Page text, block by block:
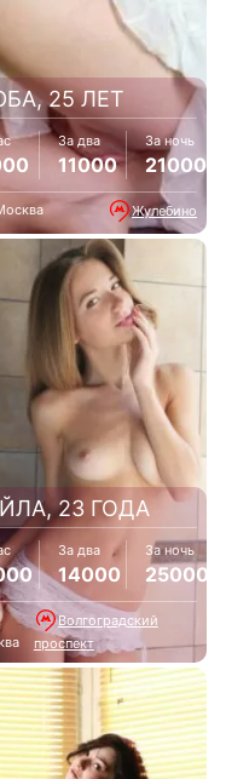
25 ЛЕТ
За два
11000
За ночь
21000
Жулебино
23 ГОДА
За два
14000
За ночь
25000
Волгоградский
проспект